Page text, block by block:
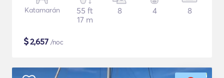
Katamarán
55 ft
17 m
8 4 8
$2,657 /noc